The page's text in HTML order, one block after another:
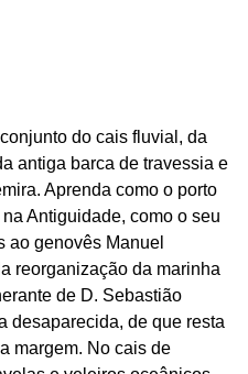
do cais fluvial, da
antiga barca de travessia e
Aprenda como o porto
Antiguidade, como o seu
ao genovês Manuel
reorganização da marinha
de D. Sebastião
desaparecida, de que resta
margem. No cais de